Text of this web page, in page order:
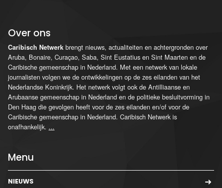
Over ons
Caribisch Netwerk brengt nieuws, actualiteiten en achtergronden over
Aruba, Bonaire, Curaçao, Saba, Sint Eustatius en Sint Maarten en de
Caribische gemeenschap in Nederland. Met een netwerk van lokale
journalisten volgen we de ontwikkelingen op de zes eilanden van het
Nederlandse Koninkrijk. Het netwerk volgt ook de Antilliaanse en
Arubaanse gemeenschap in Nederland en de politieke besluitvorming in
Den Haag die gevolgen heeft voor de zes eilanden en/of voor de
Caribische gemeenschap in Nederland. Caribisch Netwerk is
onafhankelijk. ...
Menu
NIEUWS